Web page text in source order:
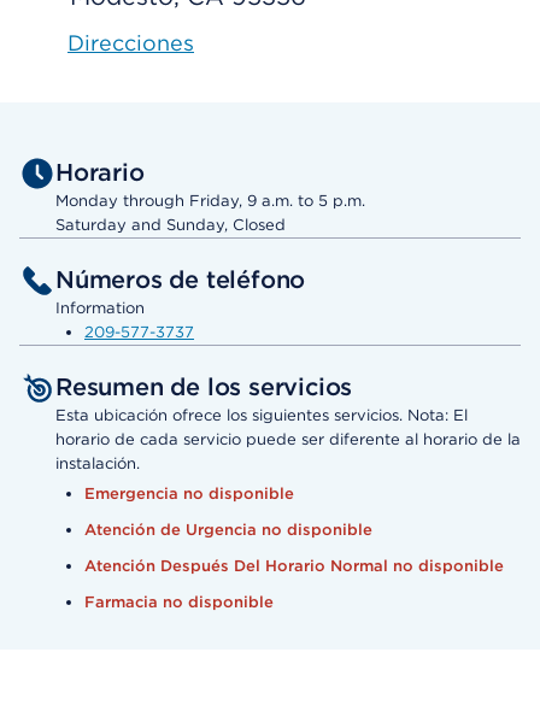
Direcciones
Horario
Monday through Friday, 9 a.m. to 5 p.m.
Saturday and Sunday, Closed
Números de teléfono
Information
209-577-3737
Resumen de los servicios
Esta ubicación ofrece los siguientes servicios. Nota: El
horario de cada servicio puede ser diferente al horario de la
instalación.
Emergencia no disponible
Atención de Urgencia no disponible
Atención Después Del Horario Normal no disponible
Farmacia no disponible